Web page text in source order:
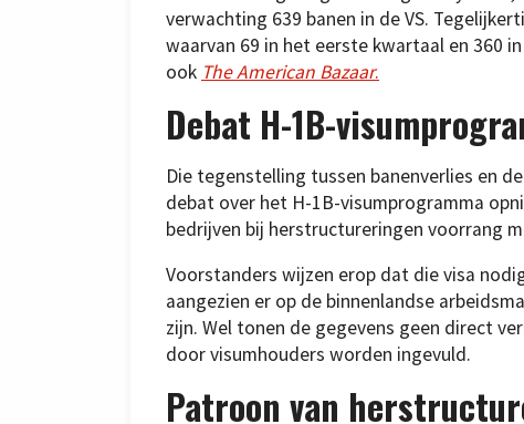
verwachting 639 banen in de VS.
waarvan 69 in het eerste kwartaal en 360
ook The American Bazaar.
Debat H-1B-
Die tegenstelling tussen banenverlies en
debat over het H-1B-visumprogramma
bedrijven bij herstructureringen voorrang
Voorstanders wijzen erop dat die visa
aangezien er op de binnenlandse
zijn. Wel tonen de gegevens geen direct
door visumhouders worden ingevuld.
Patroon van